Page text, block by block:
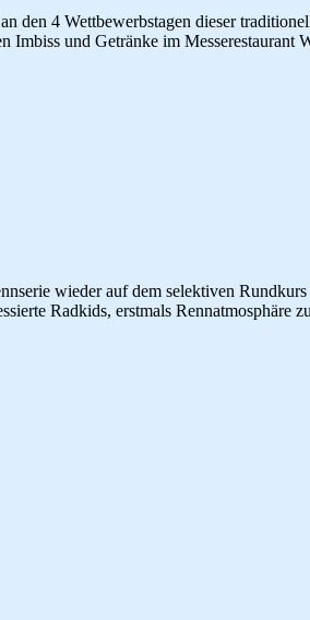
den 4 Wettbewerbstagen dieser
und Getränke im Messerestaurant
wieder auf dem selektiven
Radkids, erstmals Rennatmosphäre